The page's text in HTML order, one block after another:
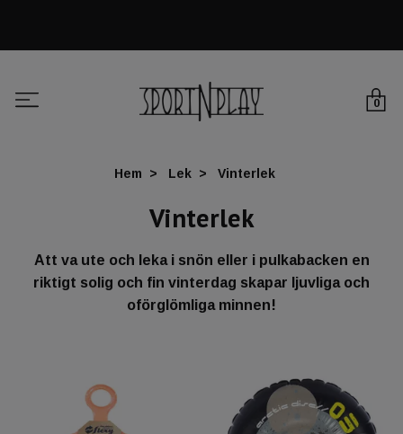
0
Hem Lek Vinterlek
Vinterlek
Att va ute och leka i snön eller i pulkabacken en
riktigt solig och fin vinterdag skapar ljuvliga och
oförglömliga minnen!